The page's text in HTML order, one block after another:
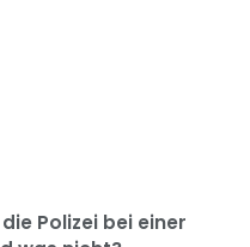
Polizei bei einer